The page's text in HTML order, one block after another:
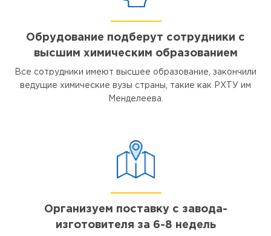
Обрудование подберут сотрудники с
высшим химическим образованием
Все сотрудники имеют высшее образование, закончили
ведущие химические вузы страны, такие как РХТУ им
Менделеева.
Организуем поставку с завода-
изготовителя за 6-8 недель